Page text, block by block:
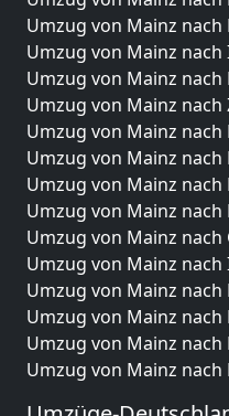
Umzug von Mainz
Umzug von Mainz nach
Umzug von Mainz nach
Umzug von Mainz nach
Umzug von Mainz nach
Umzug von Mainz nach
Umzug von Mainz nach
Umzug von Mainz nach
Umzug von Mainz nach
Umzug von Mainz nach
Umzug von Mainz nach
Umzug von Mainz
Umzug von Mainz
Umzug von Mainz